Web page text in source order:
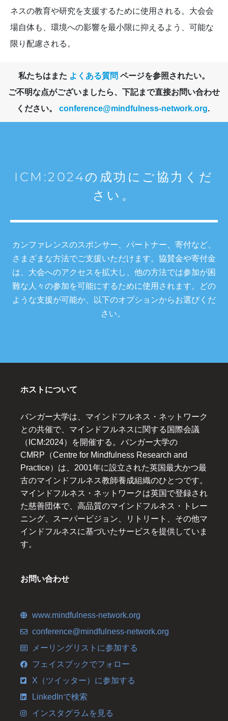
ネスの教育や研究を支援するために使用される。大会会
場自体も、環境への影響を最小限に抑えるよう、可能な
限り配慮される。
私たちはまた よくある質問 ページを参照されたい。
ご不明な点がございましたら、下記まで直接お問い合わせ
ください。 conference@mindfulness-network.org.
ICM:2024の成功にご協力くだ
さい。
カンファレンスのスポンサー、パートナー、寄付など、
さまざまな方法でご支援いただけます。協賛金や寄付金
は、大会へのアクセスを拡大し、他の方法では参加が困
難な人々の参加を可能にするために使用されます。どの
ような支援が可能か、以下のオプションからお選びくだ
さい。
ホストについて
バンガー大学は、マインドフルネス・ネットワーク
との共催で、マインドフルネスに関する国際会議
（ICM:2024）を開催する。バンガー大学の
CMRP（Centre for Mindfulness Research and
Practice）は、2001年に設立された英国最大かつ最
古のマインドフルネス教師養成組織のひとつです。
マインドフルネス・ネットワークは英国で登録され
た慈善団体で、高品質のマインドフルネス・トレー
ニング、スーパービジョン、リトリート、その他マ
インドフルネスに基づいたサービスを提供していま
す。
お問い合わせ
www.mindfulness-network.org
conference@mindfulness-network.org
メーリングリストに参加する
フェイスブックでフォロー
X（ツイッター）に参加する
LinkedInで検索
インスタグラムを見る